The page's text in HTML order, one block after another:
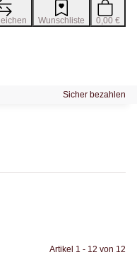
Wunschliste 0,00 €
Sicher bezahlen
Artikel 1 - 12 von 12